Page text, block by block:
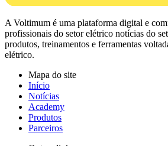
A Voltimum é uma plataforma digital e
profissionais do setor elétrico notícias do
produtos, treinamentos e ferramentas
elétrico.
Mapa do site
Início
Notícias
Academy
Produtos
Parceiros